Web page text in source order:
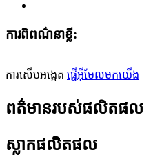
ការពិពណ៌នាខ្លី:
ការសើបអង្កេត ផ្ញើអ៊ីមែលមកយើង
ពត៌មានរបស់ផលិតផល
ស្លាកផលិតផល